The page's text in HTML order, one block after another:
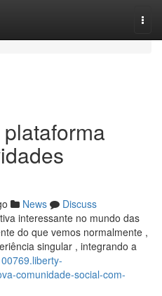
News
Discuss
interessante no mundo das
do que vemos normalmente ,
singular , integrando a
comunidade-social-com-